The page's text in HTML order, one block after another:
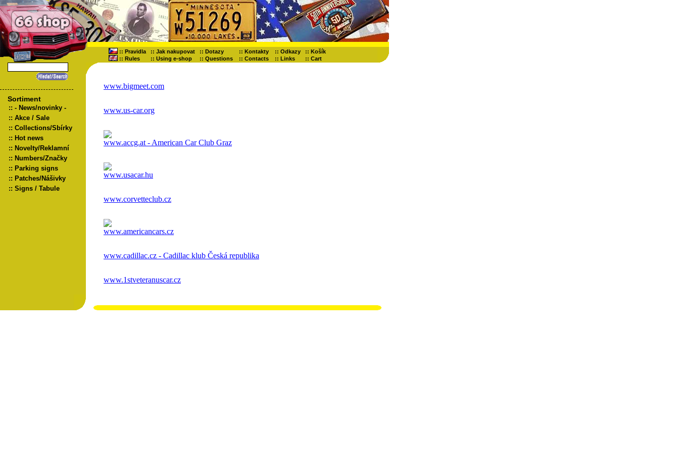
:: Pravidla :: Jak nakupovat :: Dotazy :: Kontakty :: Odkazy :: Košík
:: Rules :: Using e-shop :: Questions :: Contacts :: Links :: Cart
Sortiment
:: - News/novinky -
:: Akce / Sale
:: Collections/Sbírky
:: Hot news
:: Novelty/Reklamní
:: Numbers/Značky
:: Parking signs
:: Patches/Nášivky
:: Signs / Tabule
www.bigmeet.com
www.us-car.org
www.accg.at - American Car Club Graz
www.usacar.hu
www.corvetteclub.cz
www.americancars.cz
www.cadillac.cz - Cadillac klub Česká republika
www.1stveteranuscar.cz